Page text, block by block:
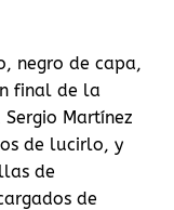
negro de capa,
final de la
Martínez
de lucirlo, y
de
de